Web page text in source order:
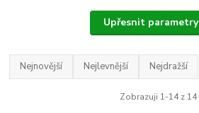
Upřesnit parametry
Nejnovější Nejlevnější Nejdražší
Zobrazuji 1-14 z 14